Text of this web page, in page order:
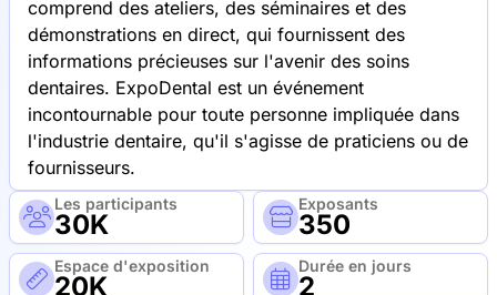
comprend des ateliers, des séminaires et des
démonstrations en direct, qui fournissent des
informations précieuses sur l'avenir des soins
dentaires. ExpoDental est un événement
incontournable pour toute personne impliquée dans
l'industrie dentaire, qu'il s'agisse de praticiens ou de
fournisseurs.
Les participants
30K
Exposants
350
Espace d'exposition
20K
Durée en jours
2